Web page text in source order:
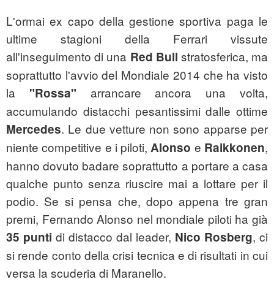
L'ormai ex capo della gestione sportiva paga le
ultime stagioni della Ferrari vissute
all'inseguimento di una Red Bull stratosferica, ma
soprattutto l'avvio del Mondiale 2014 che ha visto
la "Rossa" arrancare ancora una volta,
accumulando distacchi pesantissimi dalle ottime
Mercedes. Le due vetture non sono apparse per
niente competitive e i piloti, Alonso e Raikkonen,
hanno dovuto badare soprattutto a portare a casa
qualche punto senza riuscire mai a lottare per il
podio. Se si pensa che, dopo appena tre gran
premi, Fernando Alonso nel mondiale piloti ha già
35 punti di distacco dal leader, Nico Rosberg, ci
si rende conto della crisi tecnica e di risultati in cui
versa la scuderia di Maranello.